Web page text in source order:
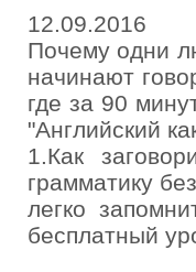
12.09.2016
Почему одни
начинают
где за 90
"Английский
1.Как
грамматику
легко
бесплатный